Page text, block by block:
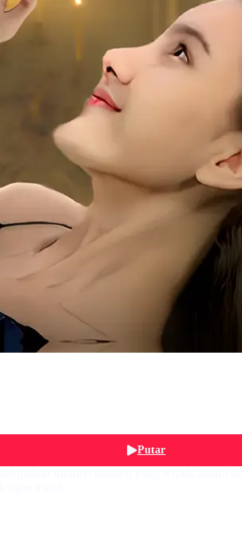
Putar